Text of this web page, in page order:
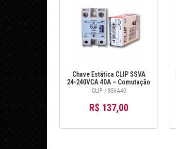
Chave Estática CLIP SSVA
24-240VCA 40A – Comutação
Eletrônica para Aquecimento
CLIP / SSVA40
R$ 137,00